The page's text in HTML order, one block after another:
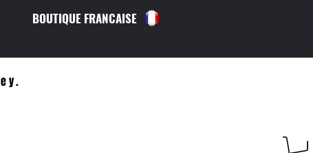
BOUTIQUE FRANCAISE